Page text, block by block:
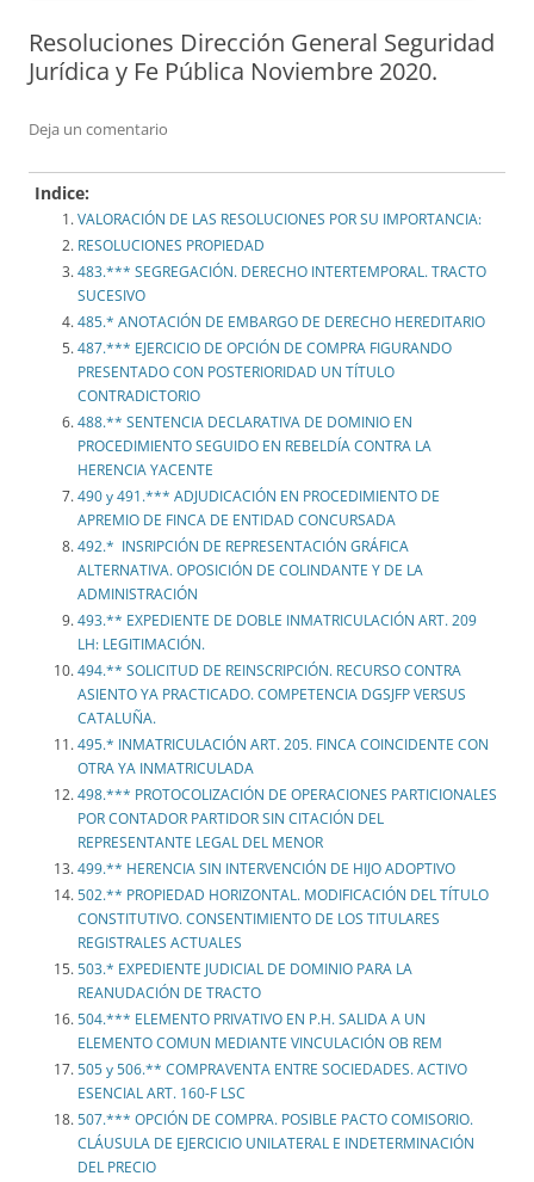
Resoluciones Dirección General Seguridad
Jurídica y Fe Pública Noviembre 2020.
Deja un comentario
Indice:
VALORACIÓN DE LAS RESOLUCIONES POR SU IMPORTANCIA:
RESOLUCIONES PROPIEDAD
483.*** SEGREGACIÓN. DERECHO INTERTEMPORAL. TRACTO
SUCESIVO
485.* ANOTACIÓN DE EMBARGO DE DERECHO HEREDITARIO
487.*** EJERCICIO DE OPCIÓN DE COMPRA FIGURANDO
PRESENTADO CON POSTERIORIDAD UN TÍTULO
CONTRADICTORIO
488.** SENTENCIA DECLARATIVA DE DOMINIO EN
PROCEDIMIENTO SEGUIDO EN REBELDÍA CONTRA LA
HERENCIA YACENTE
490 y 491.*** ADJUDICACIÓN EN PROCEDIMIENTO DE
APREMIO DE FINCA DE ENTIDAD CONCURSADA
492.* INSRIPCIÓN DE REPRESENTACIÓN GRÁFICA
ALTERNATIVA. OPOSICIÓN DE COLINDANTE Y DE LA
ADMINISTRACIÓN
493.** EXPEDIENTE DE DOBLE INMATRICULACIÓN ART. 209
LH: LEGITIMACIÓN.
494.** SOLICITUD DE REINSCRIPCIÓN. RECURSO CONTRA
ASIENTO YA PRACTICADO. COMPETENCIA DGSJFP VERSUS
CATALUÑA.
495.* INMATRICULACIÓN ART. 205. FINCA COINCIDENTE CON
OTRA YA INMATRICULADA
498.*** PROTOCOLIZACIÓN DE OPERACIONES PARTICIONALES
POR CONTADOR PARTIDOR SIN CITACIÓN DEL
REPRESENTANTE LEGAL DEL MENOR
499.** HERENCIA SIN INTERVENCIÓN DE HIJO ADOPTIVO
502.** PROPIEDAD HORIZONTAL. MODIFICACIÓN DEL TÍTULO
CONSTITUTIVO. CONSENTIMIENTO DE LOS TITULARES
REGISTRALES ACTUALES
503.* EXPEDIENTE JUDICIAL DE DOMINIO PARA LA
REANUDACIÓN DE TRACTO
504.*** ELEMENTO PRIVATIVO EN P.H. SALIDA A UN
ELEMENTO COMUN MEDIANTE VINCULACIÓN OB REM
505 y 506.** COMPRAVENTA ENTRE SOCIEDADES. ACTIVO
ESENCIAL ART. 160-F LSC
507.*** OPCIÓN DE COMPRA. POSIBLE PACTO COMISORIO.
CLÁUSULA DE EJERCICIO UNILATERAL E INDETERMINACIÓN
DEL PRECIO